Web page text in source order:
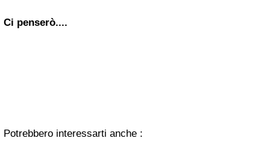
Ci penserò....
Potrebbero interessarti anche :